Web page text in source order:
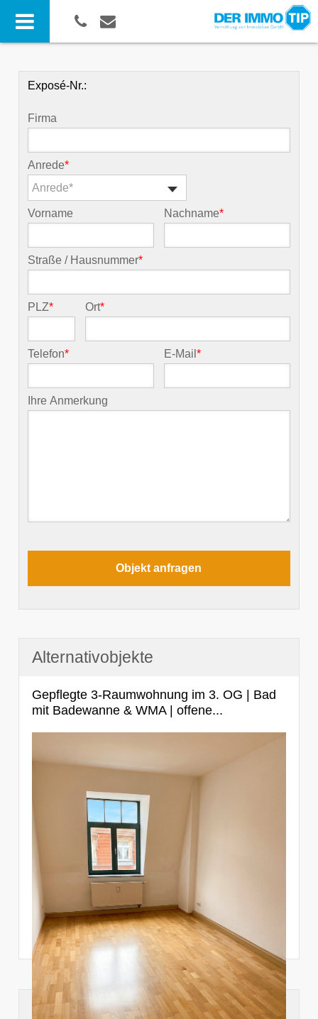
Exposé-Nr.:
Firma
Anrede*
Anrede*
Vorname Nachname*
Straße / Hausnummer*
PLZ* Ort*
Telefon* E-Mail*
Ihre Anmerkung
Alternativobjekte
Gepflegte 3-Raumwohnung im 3. OG | Bad
mit Badewanne & WMA | offene...
Suchhistorie